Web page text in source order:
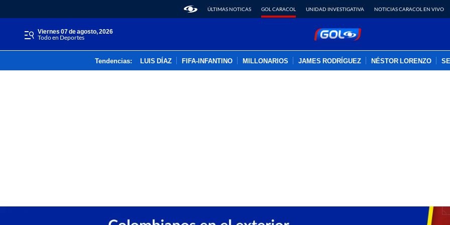
ÚLTIMAS NOTICAS GOL CARACOL UNIDAD INVESTIGATIVA NOTICIAS CARACOL EN VIVO
viernes 07 de agosto, 2026
Todo en Deportes
Tendencias: LUIS DÍAZ FIFA-INFANTINO MILLONARIOS JAMES RODRÍGUEZ NÉSTOR LORENZO